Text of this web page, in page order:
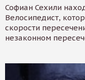
Софиан Сехили
Велосипедист,
скорости
незаконном